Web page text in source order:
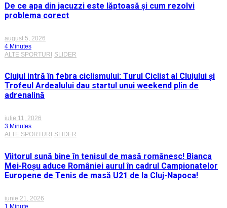
De ce apa din jacuzzi este lăptoasă și cum rezolvi
problema corect
august 5, 2026
4 Minutes
ALTE SPORTURI SLIDER
Clujul intră în febra ciclismului: Turul Ciclist al Clujului și
Trofeul Ardealului dau startul unui weekend plin de
adrenalină
iulie 11, 2026
3 Minutes
ALTE SPORTURI
SLIDER
Viitorul sună bine în tenisul de masă românesc! Bianca
Mei-Roșu aduce României aurul în cadrul Campionatelor
Europene de Tenis de masă U21 de la Cluj-Napoca!
iunie 21, 2026
1 Minute